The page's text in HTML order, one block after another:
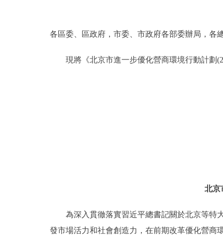
12345網上接訴即辦
各區委、區政府，市委、市政府各部委辦局，各
現將《北京市進一步優化營商環境行動計劃
北京
為深入貫徹落實習近平總書記關於北京等特大
發市場活力和社會創造力，在前期改革優化營商